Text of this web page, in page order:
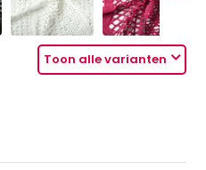
Toon alle varianten